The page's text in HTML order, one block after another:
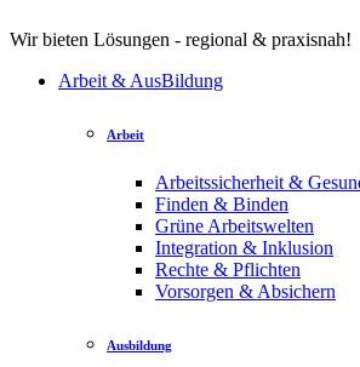
Wir bieten Lösungen - regional & praxisnah!
Arbeit & AusBildung
Arbeit
Arbeitssicherheit &
Finden & Binden
Grüne Arbeitswelten
Integration & Inklusion
Rechte & Pflichten
Vorsorgen & Absichern
Ausbildung